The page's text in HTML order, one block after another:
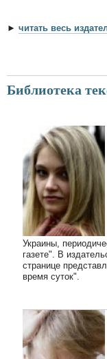
► читать весь
Библиотека
Украины,
газете". В
странице
время суток".